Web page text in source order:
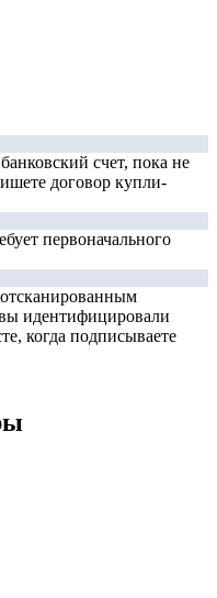
счет, пока не
договор купли-
первоначального
идентифицировали
когда подписываете